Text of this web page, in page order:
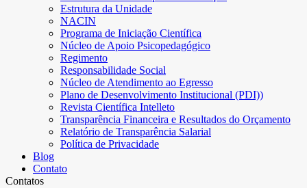
Estrutura da Unidade
NACIN
Programa de Iniciação Científica
Núcleo de Apoio Psicopedagógico
Regimento
Responsabilidade Social
Núcleo de Atendimento ao Egresso
Plano de Desenvolvimento Institucional (PDI))
Revista Científica Intelleto
Transparência Financeira e Resultados do Orçamento
Relatório de Transparência Salarial
Política de Privacidade
Blog
Contato
Contatos